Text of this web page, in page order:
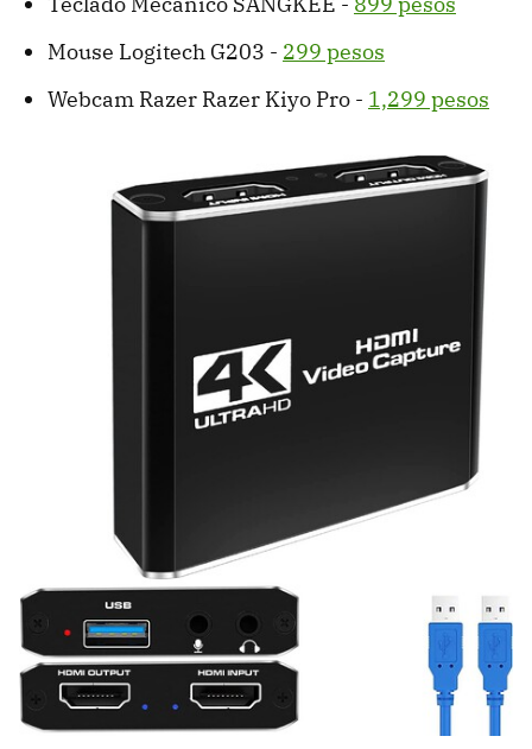
Mouse Logitech G203 - 299 pesos
Webcam Razer Razer Kiyo Pro - 1,299 pesos